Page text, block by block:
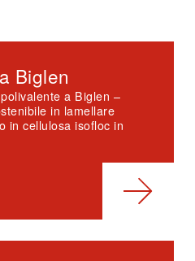
Biglen
a Biglen –
in lamellare
in cellulosa isofloc in